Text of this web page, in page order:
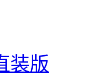
装版